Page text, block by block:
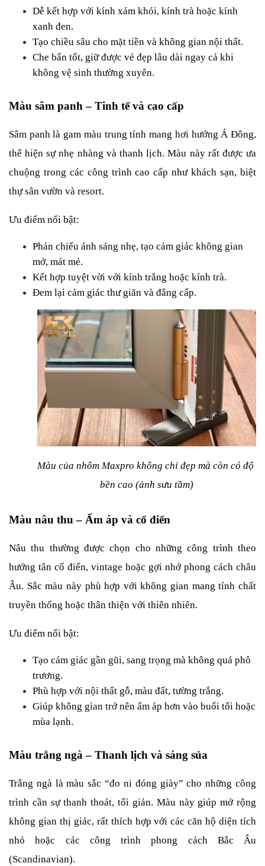
Dễ kết hợp với kính xám khói, kính trà hoặc kính
xanh đen.
Tạo chiều sâu cho mặt tiền và không gian nội thất.
Che bẩn tốt, giữ được vẻ đẹp lâu dài ngay cả khi
không vệ sinh thường xuyên.
Màu sâm panh – Tinh tế và cao cấp
Sâm panh là gam màu trung tính mang hơi hướng Á Đông,
thể hiện sự nhẹ nhàng và thanh lịch. Màu này rất được ưa
chuộng trong các công trình cao cấp như khách sạn, biệt
thự sân vườn và resort.
Ưu điểm nổi bật:
Phản chiếu ánh sáng nhẹ, tạo cảm giác không gian
mở, mát mẻ.
Kết hợp tuyệt vời với kính trắng hoặc kính trà.
Đem lại cảm giác thư giãn và đẳng cấp.
Màu của nhôm Maxpro không chỉ đẹp mà còn có độ
bền cao (ảnh sưu tầm)
Màu nâu thu – Ấm áp và cổ điển
Nâu thu thường được chọn cho những công trình theo
hướng tân cổ điển, vintage hoặc gợi nhớ phong cách châu
Âu. Sắc màu này phù hợp với không gian mang tính chất
truyền thống hoặc thân thiện với thiên nhiên.
Ưu điểm nổi bật:
Tạo cảm giác gần gũi, sang trọng mà không quá phô
trương.
Phù hợp với nội thất gỗ, màu đất, tường trắng.
Giúp không gian trở nên ấm áp hơn vào buổi tối hoặc
mùa lạnh.
Màu trắng ngà – Thanh lịch và sáng sủa
Trắng ngà là màu sắc “đo ni đóng giày” cho những công
trình cần sự thanh thoát, tối giản. Màu này giúp mở rộng
không gian thị giác, rất thích hợp với các căn hộ diện tích
nhỏ hoặc các công trình phong cách Bắc Âu
(Scandinavian).